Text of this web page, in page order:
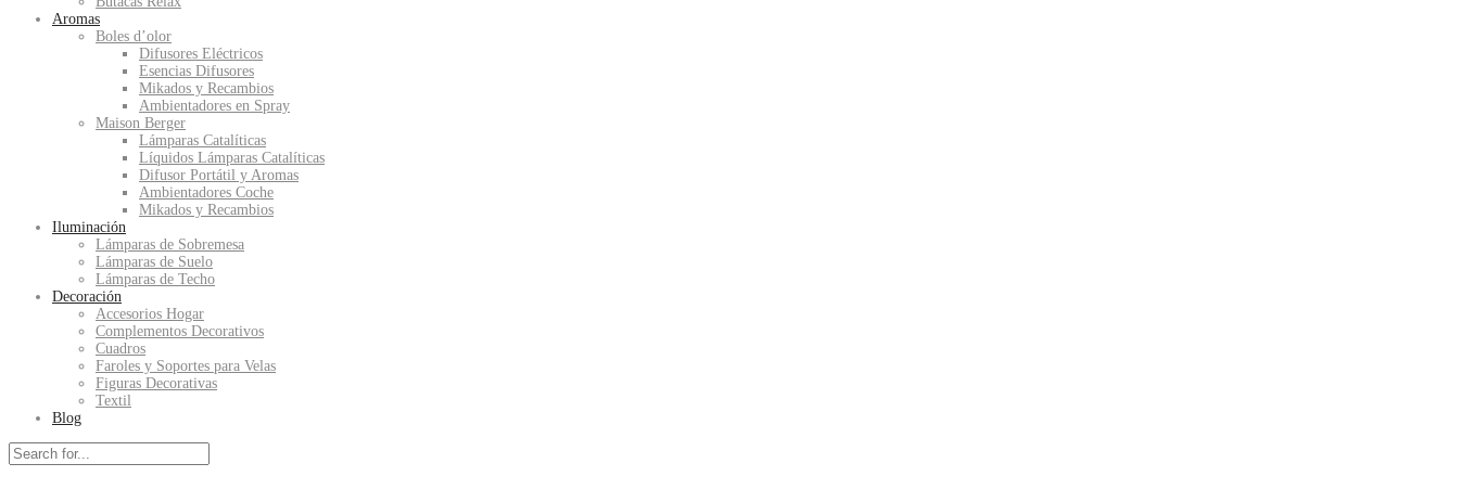
Aromas
Boles d’olor
Difusores Eléctricos
Esencias Difusores
Mikados y Recambios
Ambientadores en Spray
Maison Berger
Lámparas Catalíticas
Líquidos Lámparas Catalíticas
Difusor Portátil y Aromas
Ambientadores Coche
Mikados y Recambios
Iluminación
Lámparas de Sobremesa
Lámparas de Suelo
Lámparas de Techo
Decoración
Accesorios Hogar
Complementos Decorativos
Cuadros
Faroles y Soportes para Velas
Figuras Decorativas
Textil
Blog